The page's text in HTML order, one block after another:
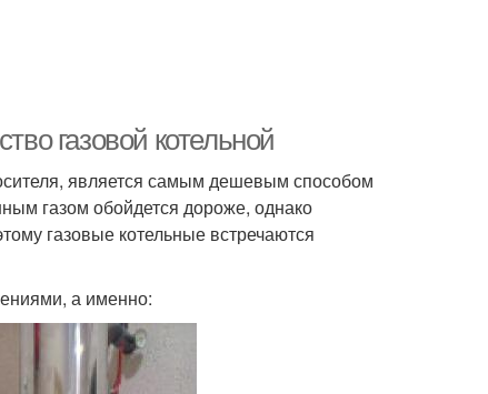
газовой котельной
является самым дешевым способом
газом обойдется дороже, однако
газовые котельные встречаются
а именно: